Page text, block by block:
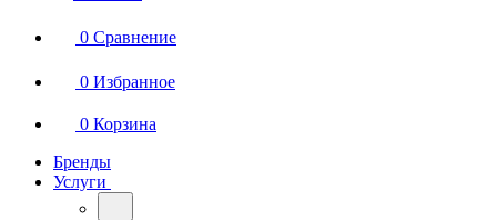
0 Сравнение
0 Избранное
0 Корзина
Бренды
Услуги